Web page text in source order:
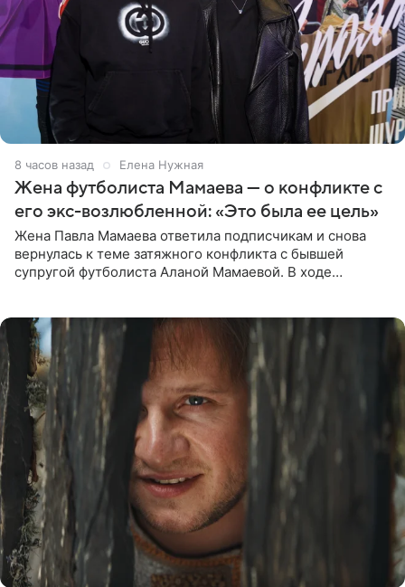
8 часов назад Елена Нужная
Жена футболиста Мамаева — о конфликте с
его экс-возлюбленной: «Это была ее цель»
Жена Павла Мамаева ответила подписчикам и снова
вернулась к теме затяжного конфликта с бывшей
супругой футболиста Аланой Мамаевой. В ходе